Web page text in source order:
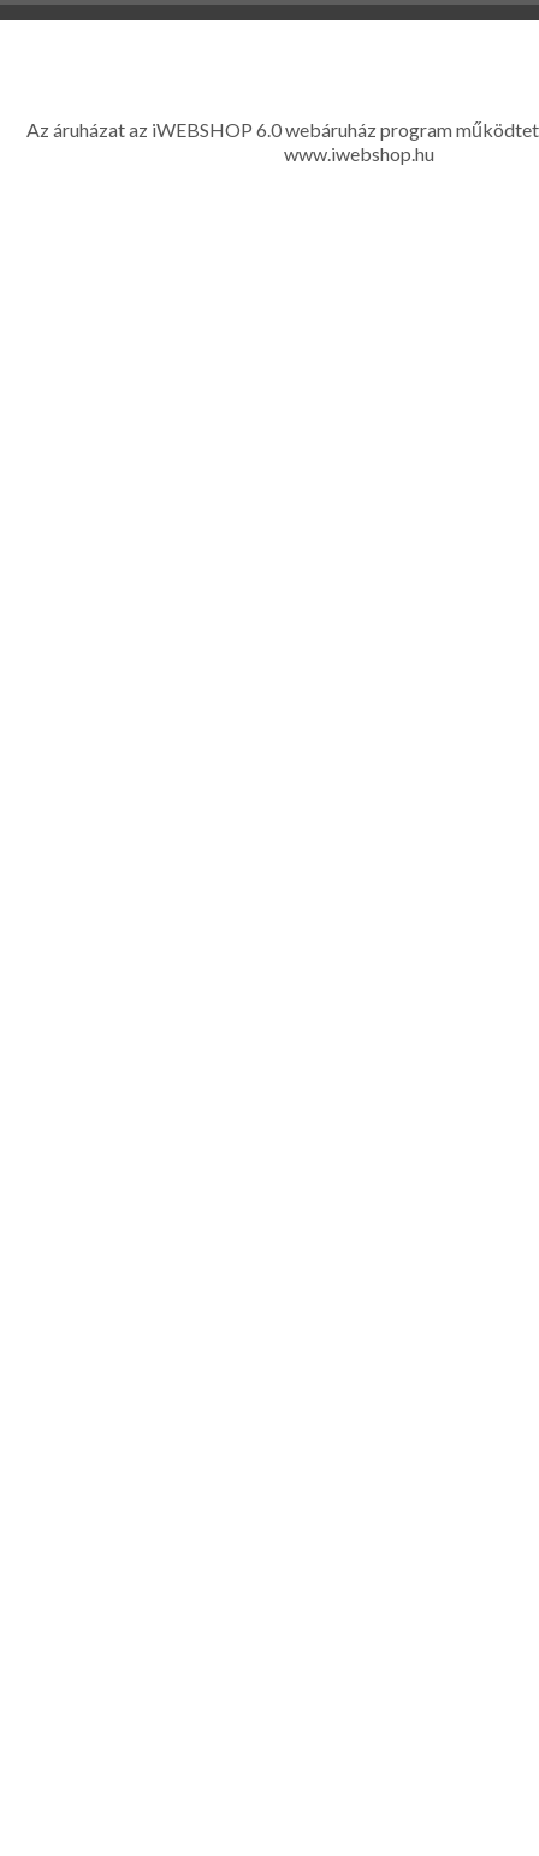
Az áruházat az iWEBSHOP 6.0 webáruház program
www.iwebshop.hu